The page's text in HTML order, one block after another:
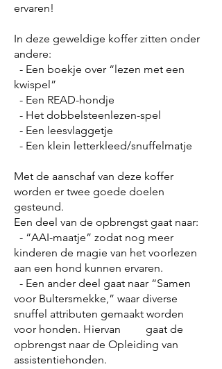
ervaren!
In deze geweldige koffer zitten onder
andere:
- Een boekje over “lezen met een
kwispel”
- Een READ-hondje
- Het dobbelsteenlezen-spel
- Een leesvlaggetje
- Een klein letterkleed/snuffelmatje
Met de aanschaf van deze koffer
worden er twee goede doelen
gesteund.
Een deel van de opbrengst gaat naar:
- “AAI-maatje” zodat nog meer
kinderen de magie van het voorlezen
aan een hond kunnen ervaren.
- Een ander deel gaat naar “Samen
voor Bultersmekke,” waar diverse
snuffel attributen gemaakt worden
voor honden. Hiervan gaat de
opbrengst naar de Opleiding van
assistentiehonden.